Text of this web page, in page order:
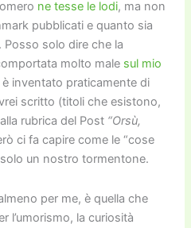
ne tesse le lodi, ma non
pubblicati e quanto sia
solo dire che la
molto male sul mio
è inventato praticamente di
scritto (titoli che esistono,
rubrica del Post “Orsù,
ci fa capire come le “cose
un nostro tormentone.
per me, è quella che
l’umorismo, la curiosità